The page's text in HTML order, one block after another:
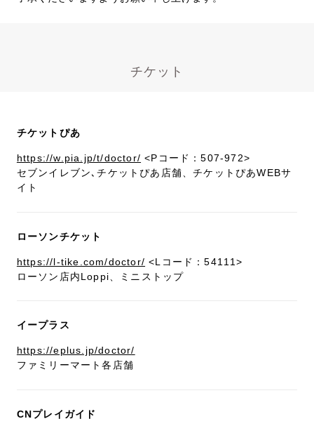
チケット
チケットぴあ
https://w.pia.jp/t/doctor/ <Pコード：507-972>
セブンイレブン､チケットぴあ店舗、チケットぴあWEBサ
イト
ローソンチケット
https://l-tike.com/doctor/ <Lコード：54111>
ローソン店内Loppi、ミニストップ
イープラス
https://eplus.jp/doctor/
ファミリーマート各店舗
CNプレイガイド